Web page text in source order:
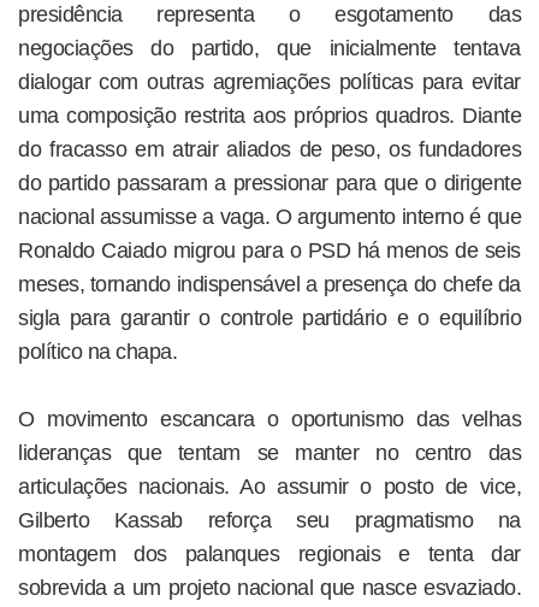
presidência representa o esgotamento das
negociações do partido, que inicialmente tentava
dialogar com outras agremiações políticas para evitar
uma composição restrita aos próprios quadros. Diante
do fracasso em atrair aliados de peso, os fundadores
do partido passaram a pressionar para que o dirigente
nacional assumisse a vaga. O argumento interno é que
Ronaldo Caiado migrou para o PSD há menos de seis
meses, tornando indispensável a presença do chefe da
sigla para garantir o controle partidário e o equilíbrio
político na chapa.
O movimento escancara o oportunismo das velhas
lideranças que tentam se manter no centro das
articulações nacionais. Ao assumir o posto de vice,
Gilberto Kassab reforça seu pragmatismo na
montagem dos palanques regionais e tenta dar
sobrevida a um projeto nacional que nasce esvaziado.